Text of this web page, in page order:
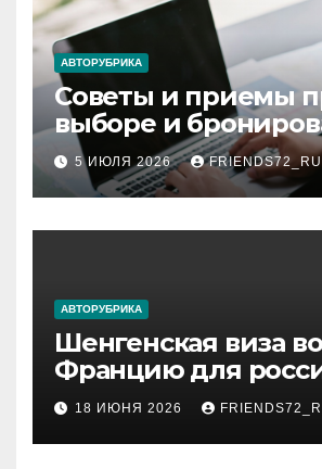
АВТОРУБРИКА
Советы и приемы
выборе и
авиабилетов
5 ИЮЛЯ 2026 FRIENDS72_RU
АВТОРУБРИКА
Шенгенская виза во
Францию для
2026 году: сроки от
и список
документов
18 ИЮНЯ 2026